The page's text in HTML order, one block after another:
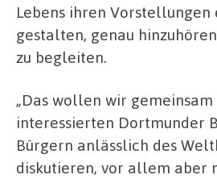
Lebens ihren Vorstellungen
gestalten, genau
zu begleiten.
„Das wollen wir
interessierten Dortmunder
Bürgern anlässlich des
diskutieren, vor allem aber